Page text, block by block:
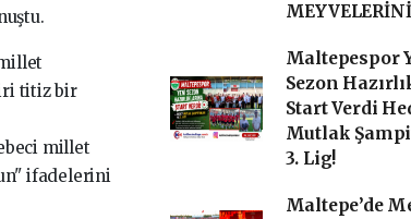
titiz bir
millet
ifadelerini
Maltepespor
Sezon
Start Verdi
Mutlak
3. Lig!
Maltepe’de